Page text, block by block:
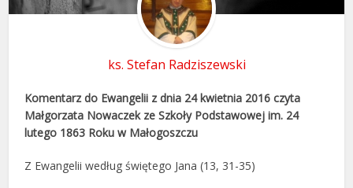
ks. Stefan Radziszewski
Komentarz do Ewangelii z dnia 24 kwietnia 2016czyta
Małgorzata Nowaczek ze Szkoły Podstawowej im. 24
lutego 1863 Roku w Małogoszczu
Z Ewangelii według świętego Jana (13, 31-35)